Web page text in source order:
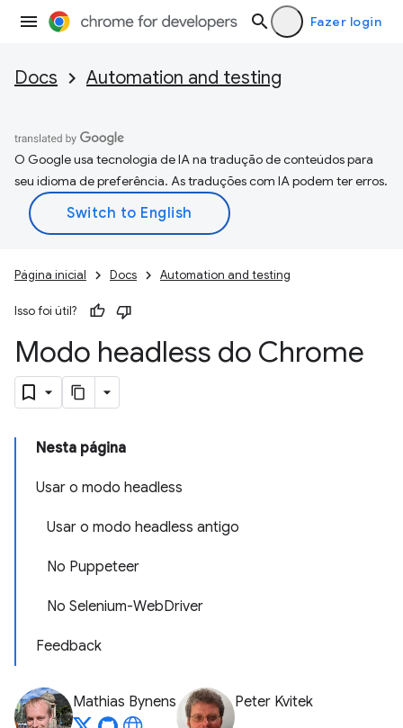
Fazer login
Docs Automation and testing
O Google usa tecnologia de IA na tradução de conteúdos para
seu idioma de preferência. As traduções com IA podem ter erros.
Página inicial Docs Automation and testing
Isso foi útil?
Modo headless do Chrome
Nesta página
Usar o modo headless
Usar o modo headless antigo
No Puppeteer
No Selenium-WebDriver
Feedback
Mathias Bynens Peter Kvitek